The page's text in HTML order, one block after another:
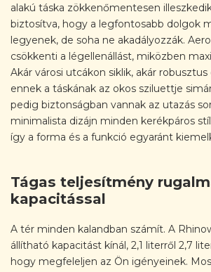
alakú táska zökkenőmentesen
biztosítva, hogy a legfontosabb dolgok
legyenek, de soha ne akadályozzák.
csökkenti a légellenállást, miközben
Akár városi utcákon siklik, akár
ennek a táskának az okos sziluettje
pedig biztonságban vannak az utazás
minimalista dizájn minden kerékpáros
így a forma és a funkció egyaránt
Tágas teljesítmény
kapacitással
A tér minden kalandban számít. A
állítható kapacitást kínál, 2,1 literről 2,7
hogy megfeleljen az Ön igényeinek.